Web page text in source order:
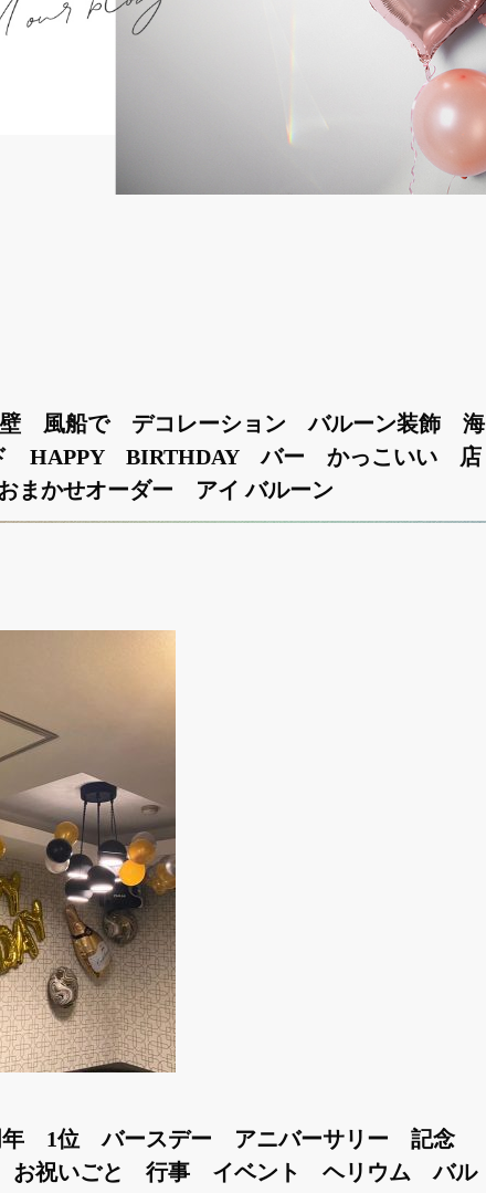
風船で デコレーション バルーン装飾 海
HAPPY BIRTHDAY バー かっこいい 店
まかせオーダー アイ バルーン
1位 バースデー アニバーサリー 記念
お祝いごと 行事 イベント ヘリウム バル